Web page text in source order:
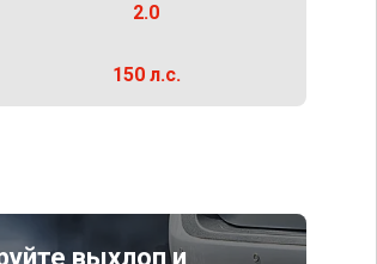
2.0
150 л.с.
выхлоп и